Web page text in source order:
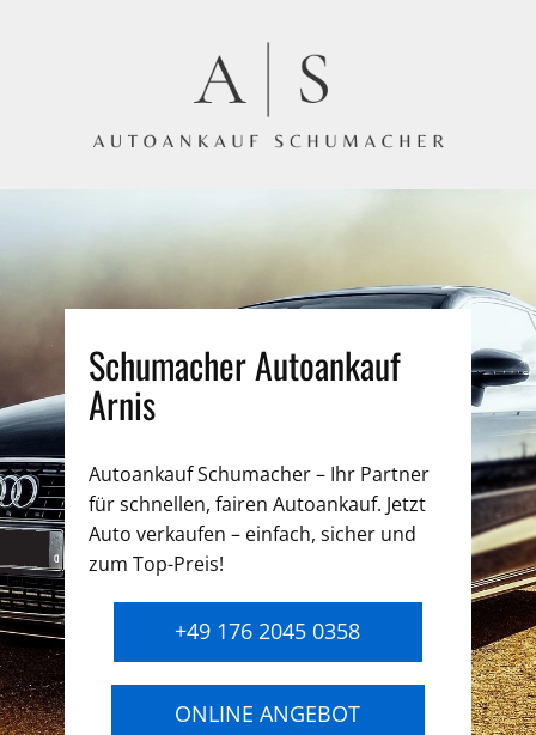
Schumacher Autoankauf
Arnis
Autoankauf Schumacher – Ihr Partner
für schnellen, fairen Autoankauf. Jetzt
Auto verkaufen – einfach, sicher und
zum Top-Preis!
+49 176 2045 0358
ONLINE ANGEBOT